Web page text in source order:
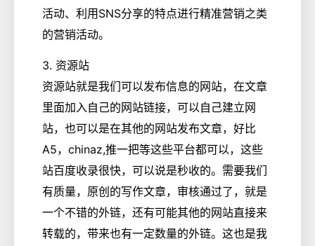
活动、利用SNS分享的特点进行精准营销之类
的营销活动。
3. 资源站
资源站就是我们可以发布信息的网站，在文章
里面加入自己的网站链接，可以自己建立网
站，也可以是在其他的网站发布文章，好比
A5，chinaz,推一把等这些平台都可以，这些
站百度收录很快，可以说是秒收的。需要我们
有质量，原创的写作文章，审核通过了，就是
一个不错的外链，还有可能其他的网站直接来
转载的，带来也有一定数量的外链。这也是我